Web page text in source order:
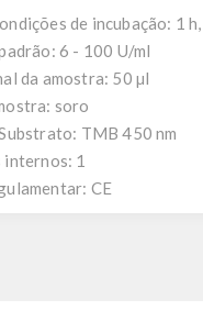
de incubação: 1
6 - 100 U/ml
da amostra: 50 µl
soro
TMB 450 nm
1
CE